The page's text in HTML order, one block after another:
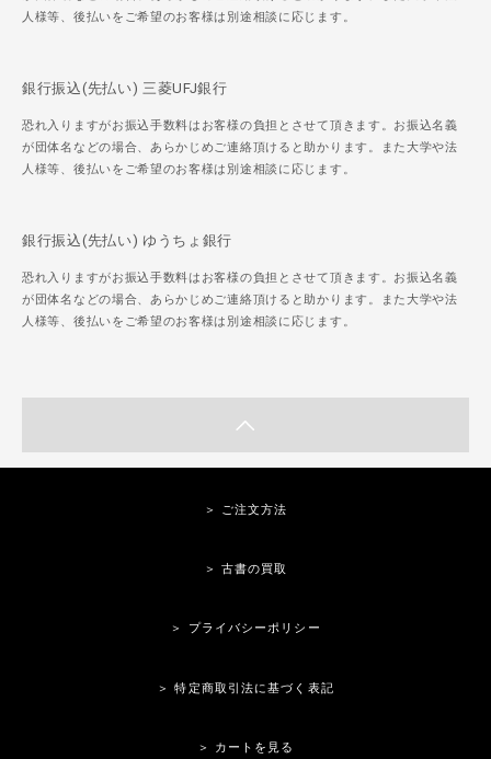
人様等、後払いをご希望のお客様は別途相談に応じます。
銀行振込(先払い) 三菱UFJ銀行
恐れ入りますがお振込手数料はお客様の負担とさせて頂きます。お振込名義
が団体名などの場合、あらかじめご連絡頂けると助かります。また大学や法
人様等、後払いをご希望のお客様は別途相談に応じます。
銀行振込(先払い) ゆうちょ銀行
恐れ入りますがお振込手数料はお客様の負担とさせて頂きます。お振込名義
が団体名などの場合、あらかじめご連絡頂けると助かります。また大学や法
人様等、後払いをご希望のお客様は別途相談に応じます。
＞ ご注文方法
＞ 古書の買取
＞ プライバシーポリシー
＞ 特定商取引法に基づく表記
＞ カートを見る